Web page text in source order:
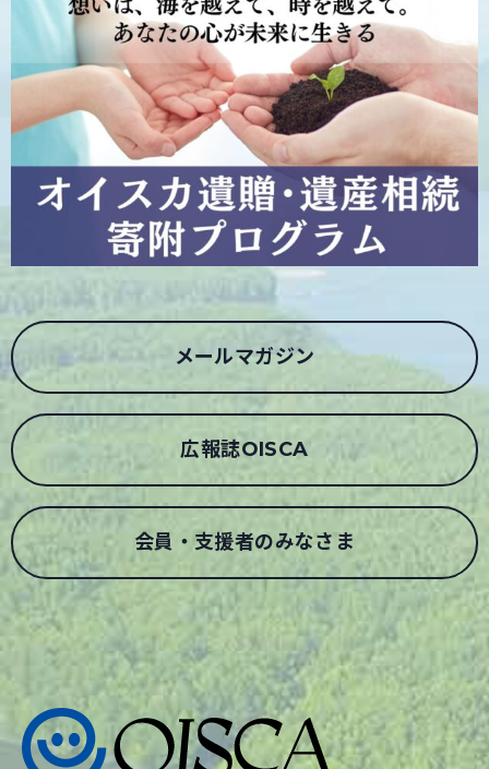
メールマガジン
広報誌OISCA
会員・支援者のみなさま